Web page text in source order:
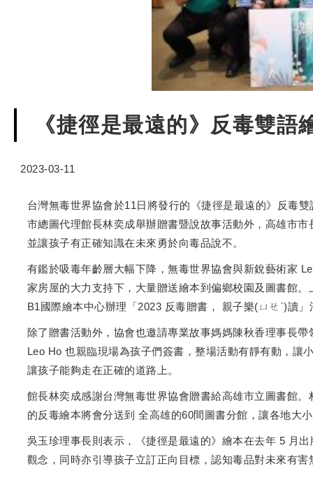
《捷徑是最遠的》反毒雙
2023-03-11
台灣無毒世界協會於11日將發行的《捷徑是最遠的》反毒
市總圖代理館長林奕成舉辦贈書暨說故事活動外，高雄市
並讓孩子有正確知識在未來勇於向毒品說不。
有鑑於吸毒年齡層大幅下降，無毒世界協會與新銳藝術家
家房屋的大力支持下，大量贈送繪本到偏鄉校園及圖書館
B1國際繪本中心辦理「2023 反毒贈書， 親子樂(ㄩㄝˋ)讀
除了贈書活動外，協會也邀請專業故事媽媽陳秋香理事長
Leo Ho 也親臨現場為孩子們簽書，整場活動有靜有動，讓
讓孩子能夠走在正確的道路上。
館長林奕成感謝台灣無毒世界協會贈書給高雄市立圖書館
的反毒繪本將會分送到 全高雄的60間圖書分館，讓各地大
吳玉珍理事長則表示，《捷徑是最遠的》繪本在去年 5 月
觀念，同時亦引導孩子立訂正向目標，認知毒品對未來有